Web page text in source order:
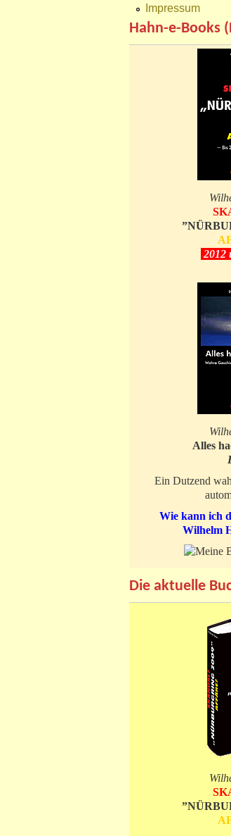
Impressum
Hahn-e-Books
2012
Alles
Ein Dutzend
Wie kann ich
Wilhelm
Die aktuelle